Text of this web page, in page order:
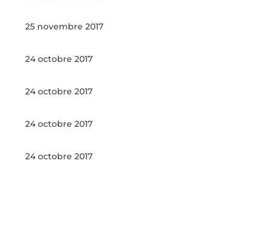
25 novembre 2017
24 octobre 2017
24 octobre 2017
24 octobre 2017
24 octobre 2017